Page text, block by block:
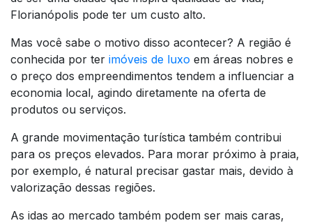
Florianópolis pode ter um custo alto.
Mas você sabe o motivo disso acontecer? A região é
conhecida por ter imóveis de luxo em áreas nobres e
o preço dos empreendimentos tendem a influenciar a
economia local, agindo diretamente na oferta de
produtos ou serviços.
A grande movimentação turística também contribui
para os preços elevados. Para morar próximo à praia,
por exemplo, é natural precisar gastar mais, devido à
valorização dessas regiões.
As idas ao mercado também podem ser mais caras,